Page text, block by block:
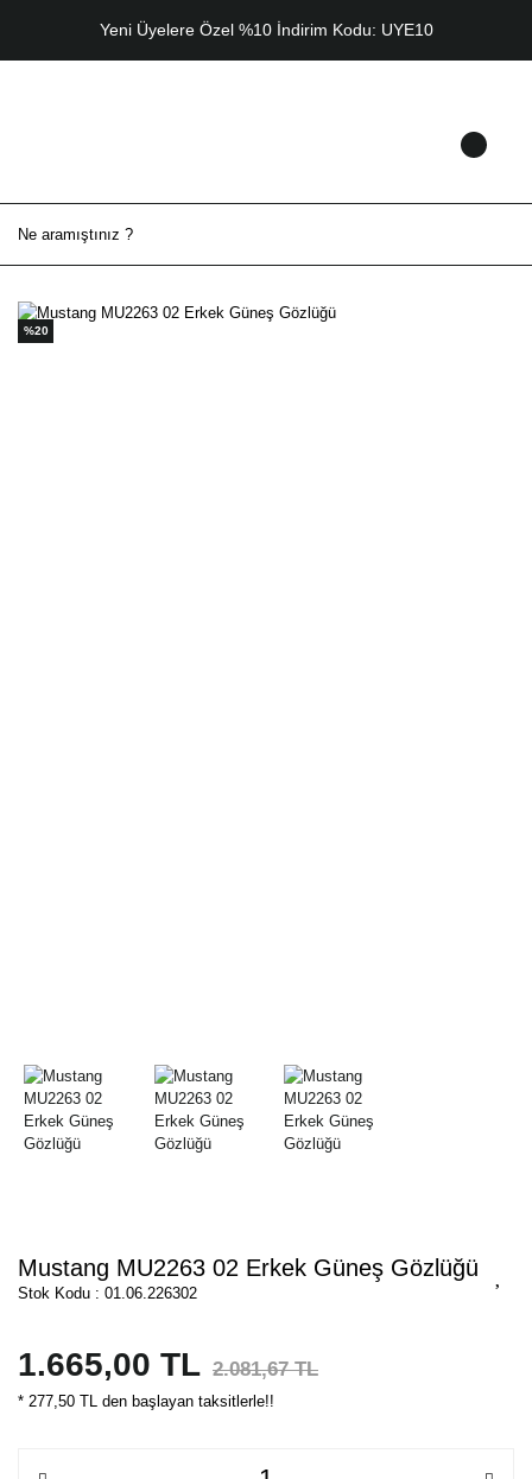
Yeni Üyelere Özel %10 İndirim Kodu: UYE10
%20
Mustang MU2263 02 Erkek Güneş Gözlüğü
Stok Kodu : 01.06.226302
1.665,00 TL 2.081,67 TL
* 277,50 TL den başlayan taksitlerle!!